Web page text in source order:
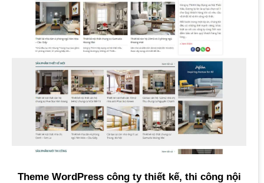
Theme WordPress công ty thiết kế, thi công nội